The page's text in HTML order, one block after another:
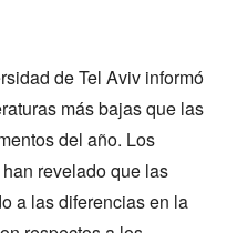
de Tel Aviv informó
más bajas que las
del año. Los
revelado que las
a las diferencias en la